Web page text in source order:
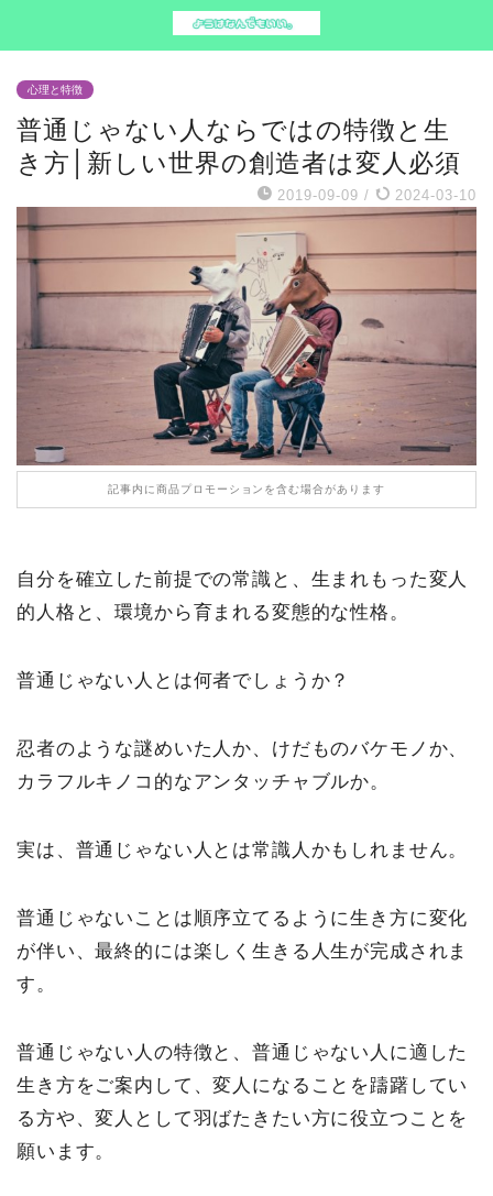
心理と特徴
普通じゃない人ならではの特徴と生
き方│新しい世界の創造者は変人必須
2019-09-09 / 2024-03-10
記事内に商品プロモーションを含む場合があります
自分を確立した前提での常識と、生まれもった変人
的人格と、環境から育まれる変態的な性格。
普通じゃない人とは何者でしょうか？
忍者のような謎めいた人か、けだものバケモノか、
カラフルキノコ的なアンタッチャブルか。
実は、普通じゃない人とは常識人かもしれません。
普通じゃないことは順序立てるように生き方に変化
が伴い、最終的には楽しく生きる人生が完成されま
す。
普通じゃない人の特徴と、普通じゃない人に適した
生き方をご案内して、変人になることを躊躇してい
る方や、変人として羽ばたきたい方に役立つことを
願います。